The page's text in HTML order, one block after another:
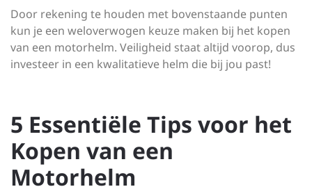
Door rekening te houden met bovenstaande punten
kun je een weloverwogen keuze maken bij het kopen
van een motorhelm. Veiligheid staat altijd voorop, dus
investeer in een kwalitatieve helm die bij jou past!
5 Essentiële Tips voor het
Kopen van een
Motorhelm